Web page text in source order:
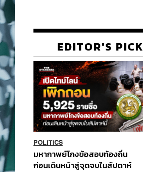
EDITOR'S PICK
POLITICS
มหากาพย์โกงข้อสอบท้องถิ่น
ก่อนเดินหน้าสู่จุดจบในสัปดาห์